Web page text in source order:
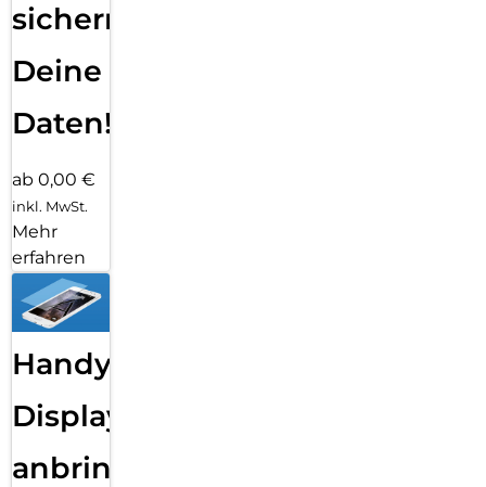
sichern
Deine
Daten!
ab 0,00 €
inkl. MwSt.
Mehr
erfahren
Handy
Displayfolie
anbringen